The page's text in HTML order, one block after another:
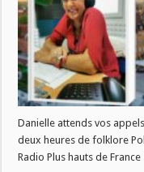
Danielle attends vos
deux heures de folklore
Radio Plus hauts de France